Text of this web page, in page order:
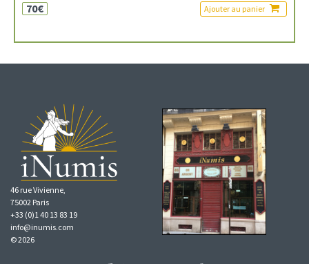
70€ Ajouter au panier
46 rue Vivienne,
75002 Paris
+33 (0)1 40 13 83 19
info@inumis.com
© 2026